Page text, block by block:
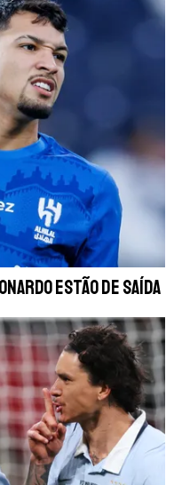
estão de saída